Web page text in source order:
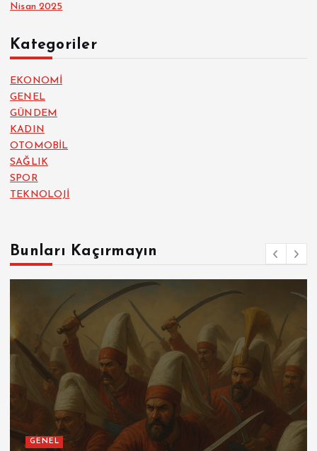
Nisan 2025
Kategoriler
EKONOMİ
GENEL
GÜNDEM
KADIN
OTOMOBİL
SAĞLIK
SPOR
TEKNOLOJİ
Bunları Kaçırmayın
GENEL SPOR